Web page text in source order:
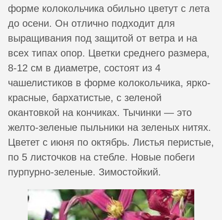
форме колокольчика обильно цветут с лета
до осени. Он отлично подходит для
выращивания под защитой от ветра и на
всех типах опор. Цветки среднего размера,
8-12 см в диаметре, состоят из 4
чашелистиков в форме колокольчика, ярко-
красные, бархатистые, с зеленой
окантовкой на кончиках. Тычинки — это
желто-зеленые пыльники на зеленых нитях.
Цветет с июня по октябрь. Листья перистые,
по 5 листочков на стебле. Новые побеги
пурпурно-зеленые. Зимостойкий.